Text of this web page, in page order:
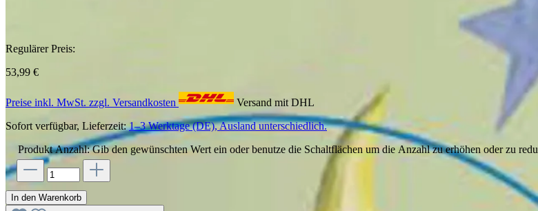
Regulärer Preis:
53,99 €
Preise inkl. MwSt. zzgl. Versandkosten
Versand mit DHL
Sofort verfügbar, Lieferzeit:1–3 Werktage (DE), Ausland unterschiedlich.
Produkt Anzahl: Gib den gewünschten Wert ein oder benutze die Schaltflächen um die Anzahl zu erhöhen oder zu
In den Warenkorb